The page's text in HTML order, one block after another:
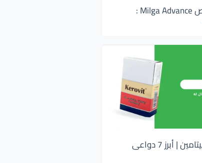
ميلجا ادفانس اقراص Milga Advance :
كيروفيت Kerovit فيتامين | أبرز 7 دواعى